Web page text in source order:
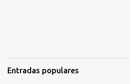
Entradas populares